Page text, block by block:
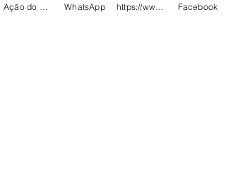
WhatsApp Facebook